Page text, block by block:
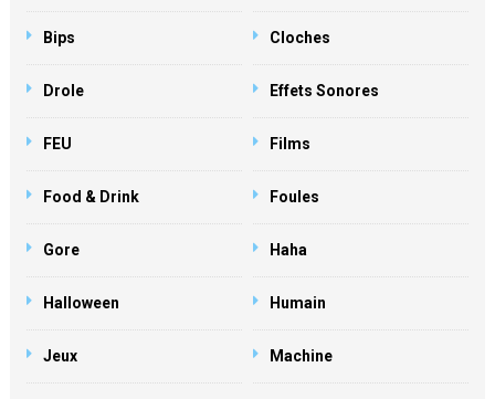
Bips Cloches
Drole Effets Sonores
FEU Films
Food & Drink Foules
Gore Haha
Halloween Humain
Jeux Machine